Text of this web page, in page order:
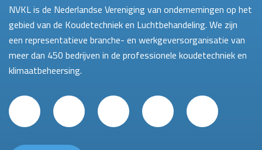
NVKL is de Nederlandse Vereniging van ondernemingen op het
gebied van de Koudetechniek en Luchtbehandeling. We zijn
een representatieve branche- en werkgeversorganisatie van
meer dan 450 bedrijven in de professionele koudetechniek en
klimaatbeheersing.